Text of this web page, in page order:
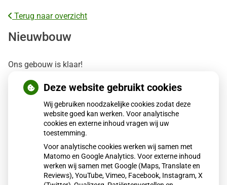
Terug naar overzicht
Nieuwbouw
Ons gebouw is klaar!
We zijn erg blij dat ook het laatste gedeelte van ons
prachtige, duurzame, nieuwe gebouw er staat.
Het terrein moet nog wel verder ingericht worden.
Helaas laten de Coronamaatregelen nog geen feestelijke
opening met grotere aantallen bezoekers toe.
We zijn zeker nog van plan om na de zomer alsnog een
feestelijk moment te organiseren om de ingebruikname te
Deze website gebruikt cookies
Wij gebruiken noodzakelijke cookies zodat deze
website goed kan werken. Voor analytische
cookies en externe inhoud vragen wij uw
toestemming.
Voor analytische cookies werken wij samen met
Matomo en Google Analytics. Voor externe inhoud
werken wij samen met Google (Maps, Translate en
Reviews), YouTube, Vimeo, Facebook, Instagram, X